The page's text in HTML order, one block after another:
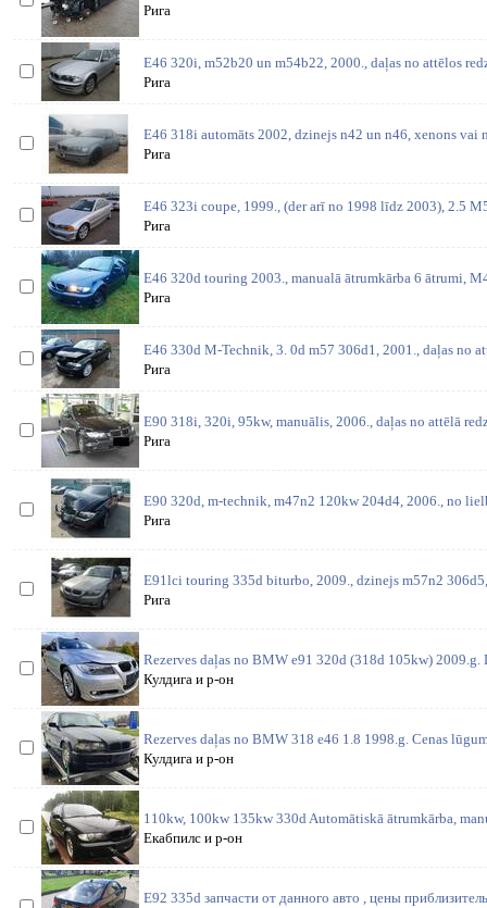
Рига
E46 320i, m52b20 un m54b22, 2000., daļas no attēlos
Рига
E46 318i automāts 2002, dzinejs n42 un n46, xenons vai
Рига
E46 323i coupe, 1999., (der arī no 1998 līdz 2003), 2.5
Рига
E46 320d touring 2003., manualā ātrumkārba 6 ātrumi,
Рига
E46 330d M-Technik, 3. 0d m57 306d1, 2001., daļas no
Рига
E90 318i, 320i, 95kw, manuālis, 2006., daļas no attēlā
Рига
E90 320d, m-technik, m47n2 120kw 204d4, 2006., no
Рига
E91lci touring 335d biturbo, 2009., dzinejs m57n2
Рига
Rezerves daļas no BMW e91 320d (318d 105kw)
Кулдига и р-он
Rezerves daļas no BMW 318 e46 1.8 1998.g. Cenas
Кулдига и р-он
110kw, 100kw 135kw 330d Automātiskā ātrumkārba,
Екабпилс и р-он
E92 335d запчасти от данного авто , цены